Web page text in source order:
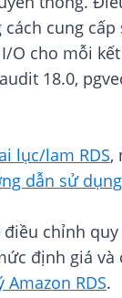
cung
cho mỗi
18.0,
lục/lam RDS,
dẫn sử
chỉnh
định giá và
RDS.